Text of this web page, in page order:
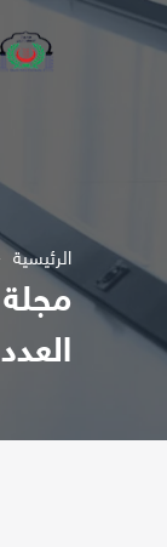
الرئيسية
العدد 7 العام2002